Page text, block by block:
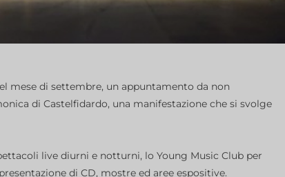
mese di settembre, un appuntamento da non
di Castelfidardo, una manifestazione che si svolge
live diurni e notturni, lo Young Music Club per
di CD, mostre ed aree espositive.